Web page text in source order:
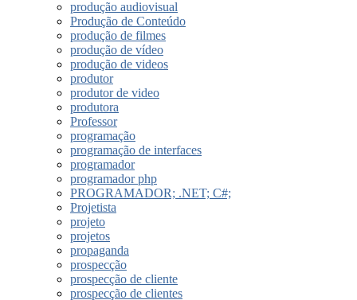
produção audiovisual
Produção de Conteúdo
produção de filmes
produção de vídeo
produção de videos
produtor
produtor de video
produtora
Professor
programação
programação de interfaces
programador
programador php
PROGRAMADOR; .NET; C#;
Projetista
projeto
projetos
propaganda
prospecção
prospecção de cliente
prospecção de clientes